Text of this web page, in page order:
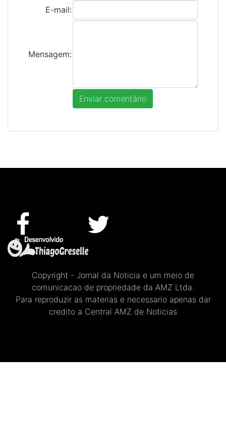
E-mail:
Mensagem:
Copyright - Jornal da Noticia e um meio de
comunicacao de propriedade da AMZ Ltda.
Para reproduzir as materias e necessario apenas dar
credito a Central AMZ de Noticias